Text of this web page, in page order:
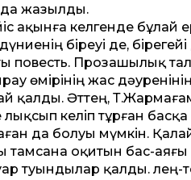
жазылды.
ақынға келгенде бұлай
біреуі де,
повесть. Прозашылық
жас дәуренінің
Әт­тең,
келіп тұрған
да болуы мүмкін.
оқитын бас-аяғы
туындылар қалды. Өлең-